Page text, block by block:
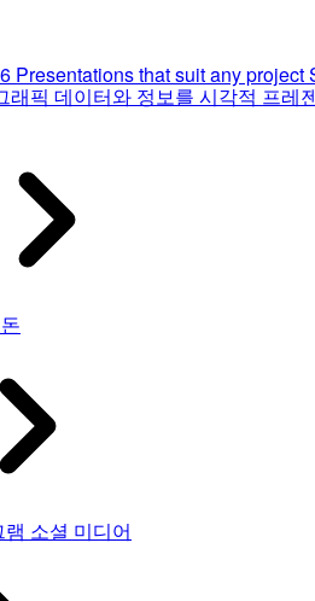
Presentations that suit any project
래픽 데이터와 정보를 시각적 프레
돈
소셜 미디어